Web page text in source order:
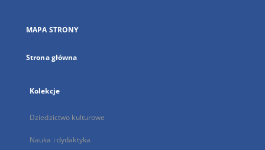
karcie
MAPA STRONY
Strona główna
Kolekcje
Dziedzictwo kulturowe
Nauka i dydaktyka